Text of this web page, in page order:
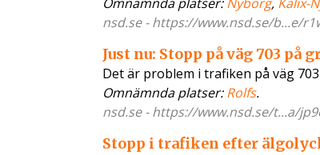
nsd.se - https://www.nsd.se/b...e/
Just nu: Stopp på väg 703 på
Det är problem i trafiken på väg
Omnämnda platser:Rolfs.
nsd.se - https://www.nsd.se/t...a/
Stopp i trafiken efter